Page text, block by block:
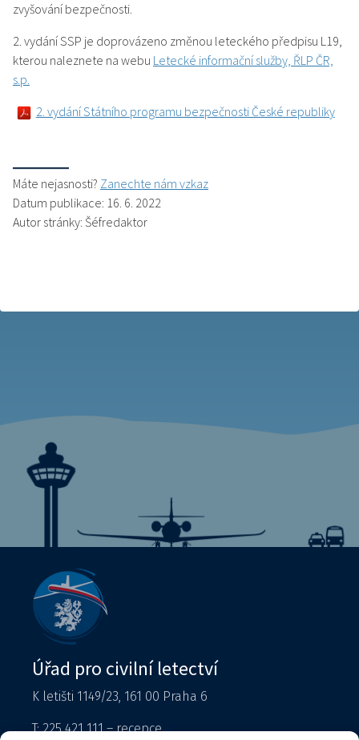
zvyšování bezpečnosti.
2. vydání SSP je doprovázeno změnou leteckého předpisu L19,
kterou naleznete na webu Letecké informační služby, ŘLP ČR,
s.p.
2. vydání Státního programu bezpečnosti České republiky
Máte nejasnosti? Zanechte nám vzkaz
Datum publikace: 16. 6. 2022
Autor stránky: Šéfredaktor
Úřad pro civilní letectví
K letišti 1149/23, 161 00 Praha 6
T: 225 421 111 – recepce